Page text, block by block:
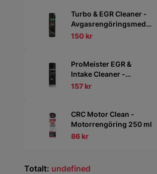
Totalt: undefined
Turbo & EGR Cleaner -
Avgasrengöringsmedel
500 ml
150 kr
ProMeister EGR &
Intake Cleaner -
Insugsrenare 200 ml
157 kr
CRC Motor Clean -
Motorrengöring 250 ml
86 kr